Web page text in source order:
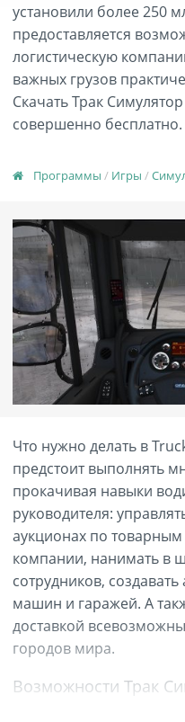
Программы / Игры /
установили более 250
предоставляется
логистическую
важных грузов
Скачать Трак
совершенно бесплатно.
Что нужно делать в
предстоит выполнять
прокачивая навыки
руководителя:
аукционах по
компании, нанимать в
сотрудников,
машин и гаражей. А
доставкой
городов мира.
Возможности Трак